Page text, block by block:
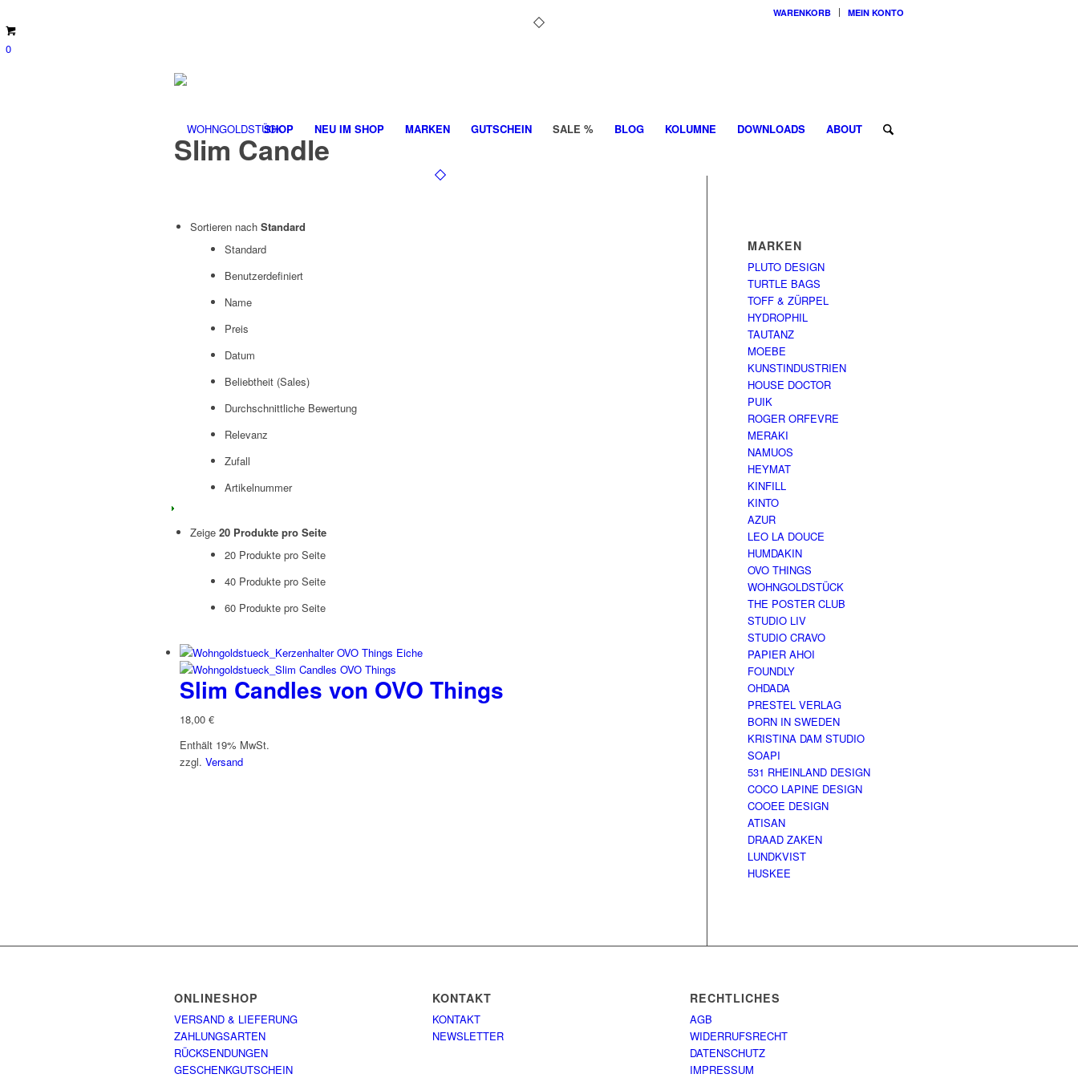
WARENKORB MEIN KONTO
0
SHOP NEU IM SHOP MARKEN GUTSCHEIN SALE % BLOG KOLUMNE DOWNLOADS ABOUT
Slim Candle
Sortieren nach Standard
Standard
Benutzerdefiniert
Name
Preis
Datum
Beliebtheit (Sales)
Durchschnittliche Bewertung
Relevanz
Zufall
Artikelnummer
Zeige 20 Produkte pro Seite
20 Produkte pro Seite
40 Produkte pro Seite
60 Produkte pro Seite
Slim Candles von OVO Things
18,00 €
Enthält 19% MwSt.
zzgl. Versand
MARKEN
PLUTO DESIGN
TURTLE BAGS
TOFF & ZÜRPEL
HYDROPHIL
TAUTANZ
MOEBE
KUNSTINDUSTRIEN
HOUSE DOCTOR
PUIK
ROGER ORFEVRE
MERAKI
NAMUOS
HEYMAT
KINFILL
KINTO
AZUR
LEO LA DOUCE
HUMDAKIN
OVO THINGS
WOHNGOLDSTÜCK
THE POSTER CLUB
STUDIO LIV
STUDIO CRAVO
PAPIER AHOI
FOUNDLY
OHDADA
PRESTEL VERLAG
BORN IN SWEDEN
KRISTINA DAM STUDIO
SOAPI
531 RHEINLAND DESIGN
COCO LAPINE DESIGN
COOEE DESIGN
ATISAN
DRAAD ZAKEN
LUNDKVIST
HUSKEE
ONLINESHOP
VERSAND & LIEFERUNG
ZAHLUNGSARTEN
RÜCKSENDUNGEN
GESCHENKGUTSCHEIN
KONTAKT
KONTAKT
NEWSLETTER
RECHTLICHES
AGB
WIDERRUFSRECHT
DATENSCHUTZ
IMPRESSUM